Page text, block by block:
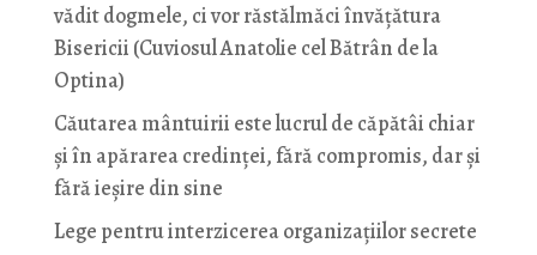
vădit dogmele, ci vor răstălmăci învățătura
Bisericii (Cuviosul Anatolie cel Bătrân de la
Optina)
Căutarea mântuirii este lucrul de căpătâi chiar
și în apărarea credinței, fără compromis, dar și
fără ieșire din sine
Lege pentru interzicerea organizaţiilor secrete